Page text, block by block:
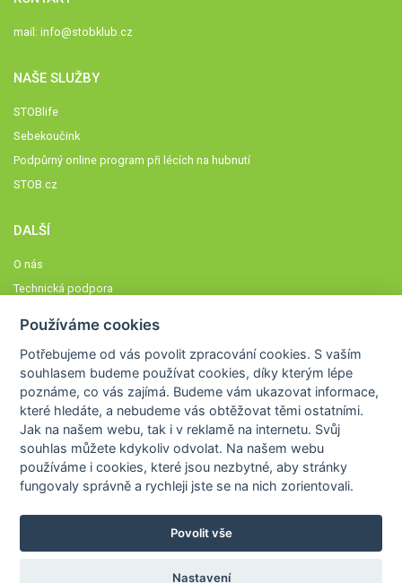
mail: info@stobklub.cz
NAŠE SLUŽBY
STOBlife
Sebekoučink
Podpůrný online program při lécích na hubnutí
STOB.cz
DALŠÍ
O nás
Technická podpora
Členové STOBklubu
Zásady nakládání s osobními údaji
Otestujte se
Spočítejte si
Výzva 52
WWW.HRAVEZIJZDRAVE.CZ
Používáme cookies
Potřebujeme od vás povolit zpracování cookies. S vaším
souhlasem budeme používat cookies, díky kterým lépe
poznáme,co vás zajímá. Budeme vám ukazovat informace,
které hledáte, a nebudeme vás obtěžovat těmi ostatními.
Jak na našem webu, tak i v reklamě na internetu. Svůj
souhlas můžete kdykoliv odvolat. Na našem webu
používáme i cookies, které jsou nezbytné, aby stránky
fungovaly správně a rychleji jste se na nich zorientovali.
Povolit vše
Nastavení